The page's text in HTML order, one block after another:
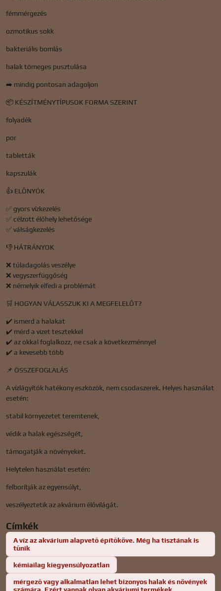
fémmérgezés
ozmotikus sokk
bakteriális bomlás
halak tömeges pusztulása
➡️ mindig pontosan adagoljon
📦 KÉSZÍTMÉNYTÍPUSOK FORMA SZERINT
folyadék
por
tabletták
kapszulák
👍 ELŐNYÖK
✅ gyors vízkezelés
✅ célzott élőhely lehetősége
✅ válságkezelés
👎 HÁTRÁNYOK
❌ túladagolás veszélye
❌ vegyszerfüggőség
❌ némelyik elfedi a problémát
🛒 HOGYAN VÁLASSZUK KI A MEGFELELŐT?
✔️ ismerd a halakat
✔️ mérd a vizet tesztekkel
✔️ az okkal foglalkozz, ne csak a következménnyel
✔️ a kevesebb több
📌 ÖSSZEFOGLALÁS
A vízlágyítók hatékony eszközök, nem csodaszerek. Helyes használat
esetén:
stabil környezetet teremtenek,
védik a halak egészségét,
támogatják a növényeket.
Helytelen használat esetén:
felborítják az egyensúlyt,
veszélyeztetik az akvárium élővilágát.
Címkék
A víz az akvárium alapvető építőköve. Még ha tisztának is
tűnik
kémiailag kiegyensúlyozatlan
mérgező vagy alkalmatlan lehet bizonyos halak és növények